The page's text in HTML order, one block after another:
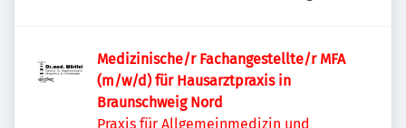
Medizinische/r Fachangestellte/r MFA
(m/w/d) für Hausarztpraxis in
Braunschweig Nord
Praxis für Allgemeinmedizin und